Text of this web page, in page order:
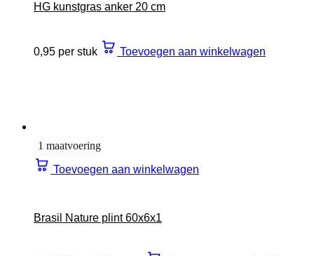
HG kunstgras anker 20 cm
0,95 per stuk Toevoegen aan winkelwagen
1 maatvoering
Toevoegen aan winkelwagen
Brasil Nature plint 60x6x1